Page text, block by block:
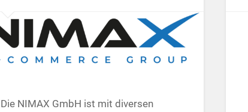
Die NIMAX GmbH ist mit diversen